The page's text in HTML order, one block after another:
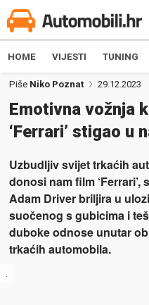
HOME VIJESTI TUNING
Piše Niko Poznat 29.12.2023
Emotivna vožnja
‘Ferrari’ stigao u
Uzbudljiv svijet trkaćih
donosi nam film
Adam Driver briljira u
suočenog s gubicima i
duboke odnose unutar
trkaćih automobila.
.